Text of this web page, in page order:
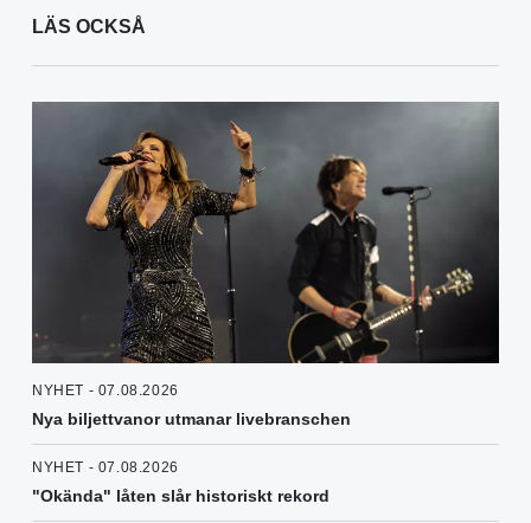
LÄS OCKSÅ
NYHET - 07.08.2026
Nya biljettvanor utmanar livebranschen
NYHET - 07.08.2026
"Okända" låten slår historiskt rekord